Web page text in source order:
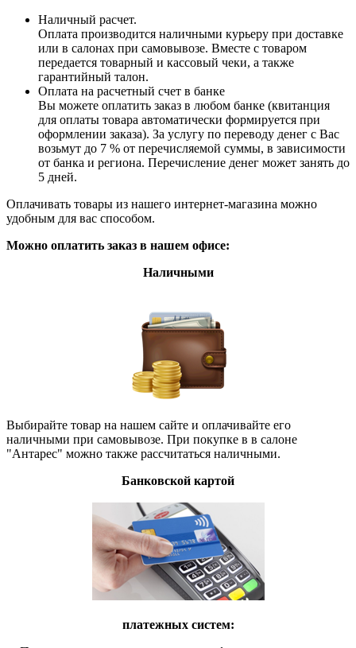
Наличный расчет.
Оплата производится наличными курьеру при доставке
или в салонах при самовывозе. Вместе с товаром
передается товарный и кассовый чеки, а также
гарантийный талон.
Оплата на расчетный счет в банке
Вы можете оплатить заказ в любом банке (квитанция
для оплаты товара автоматически формируется при
оформлении заказа). За услугу по переводу денег с Вас
возьмут до 7 % от перечисляемой суммы, в зависимости
от банка и региона. Перечисление денег может занять до
5 дней.
Оплачивать товары из нашего интернет-магазина можно
удобным для вас способом.
Можно оплатить заказ в нашем офисе:
Наличными
Выбирайте товар на нашем сайте и оплачивайте его
наличными при самовывозе. При покупке в в салоне
"Антарес" можно также рассчитаться наличными.
Банковской картой
платежных систем: